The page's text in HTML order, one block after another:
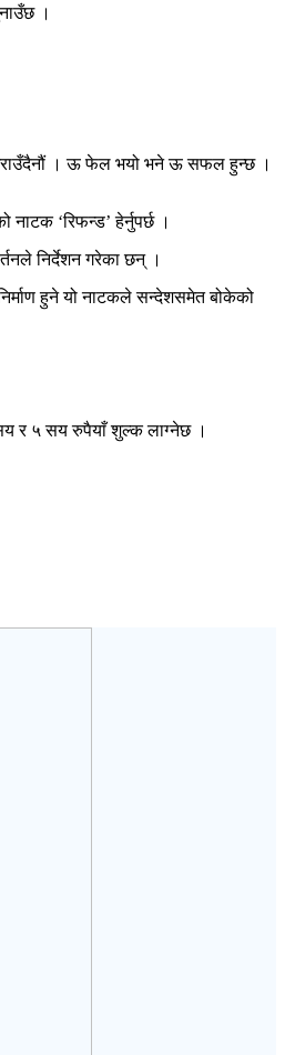
।
गराउँदैनौं । ऊ फेल भयो भने ऊ सफल हुन्छ ।
‘रिफन्ड’ हेर्नुपर्छ ।
निर्देशन गरेका छन् ।
निर्माण हुने यो नाटकले सन्देशसमेत बोकेको
सय र ५ सय रुपैयाँ शुल्क लाग्नेछ ।